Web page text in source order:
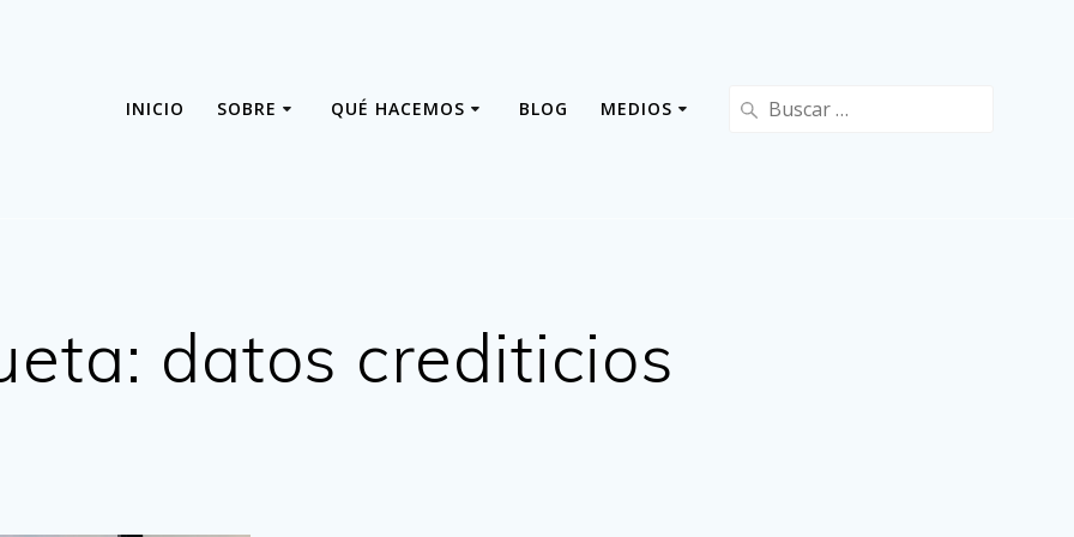
INICIO SOBRE QUÉ HACEMOS BLOG MEDIOS Buscar:
datos crediticios